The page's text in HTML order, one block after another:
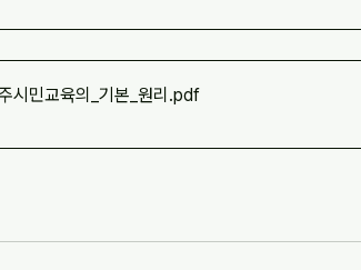
시민교육의_기본_원리 .pdf